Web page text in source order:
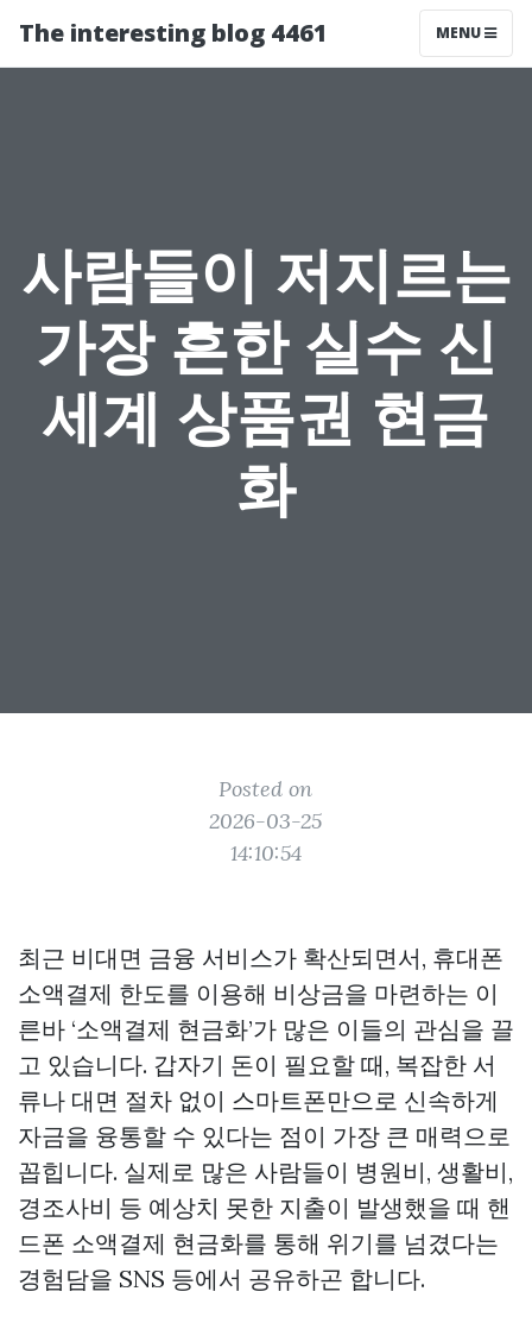
The interesting blog 4461 MENU
사람들이 저지르는
가장 흔한 실수 신
세계 상품권 현금
화
Posted on
2026-03-25
14:10:54
최근 비대면 금융 서비스가 확산되면서, 휴대폰
소액결제 한도를 이용해 비상금을 마련하는 이
른바 ‘소액결제 현금화’가 많은 이들의 관심을 끌
고 있습니다. 갑자기 돈이 필요할 때, 복잡한 서
류나 대면 절차 없이 스마트폰만으로 신속하게
자금을 융통할 수 있다는 점이 가장 큰 매력으로
꼽힙니다. 실제로 많은 사람들이 병원비, 생활비,
경조사비 등 예상치 못한 지출이 발생했을 때 핸
드폰 소액결제 현금화를 통해 위기를 넘겼다는
경험담을 SNS 등에서 공유하곤 합니다.